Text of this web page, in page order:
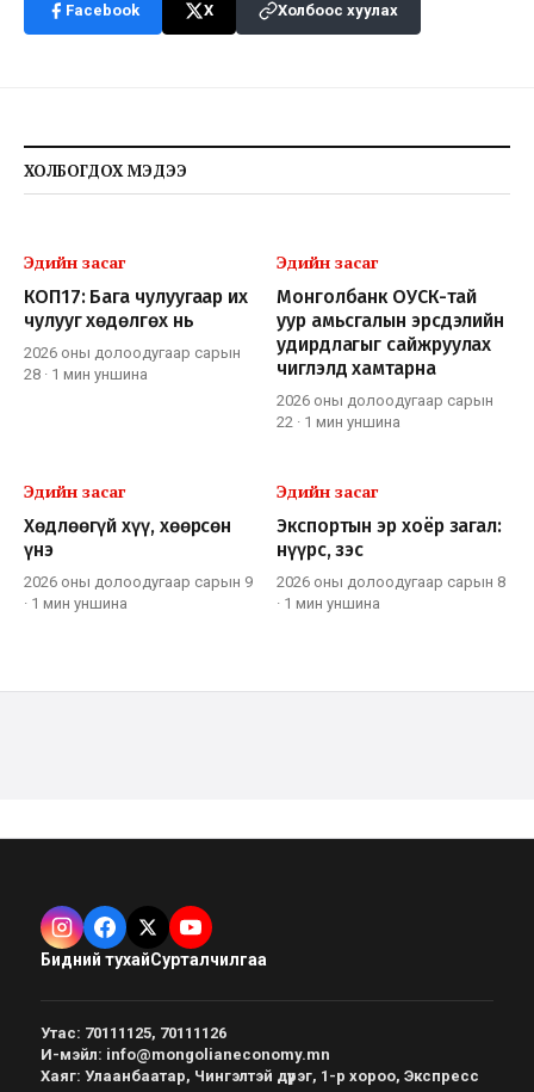
Facebook X Холбоос хуулах
ХОЛБОГДОХ МЭДЭЭ
Эдийн засаг
КОП17: Бага чулуугаар их
чулууг хөдөлгөх нь
2026 оны долоодугаар сарын
28 · 1 мин уншина
Эдийн засаг
Монголбанк ОУСК-тай
уур амьсгалын эрсдэлийн
удирдлагыг сайжруулах
чиглэлд хамтарна
2026 оны долоодугаар сарын
22 · 1 мин уншина
Эдийн засаг
Хөдлөөгүй хүү, хөөрсөн
үнэ
2026 оны долоодугаар сарын 9
· 1 мин уншина
Эдийн засаг
Экспортын эр хоёр загал:
нүүрс, зэс
2026 оны долоодугаар сарын 8
· 1 мин уншина
Бидний тухайСурталчилгаа
Утас: 70111125, 70111126
И-мэйл: info@mongolianeconomy.mn
Хаяг: Улаанбаатар, Чингэлтэй дүүрэг, 1-р хороо, Экспресс